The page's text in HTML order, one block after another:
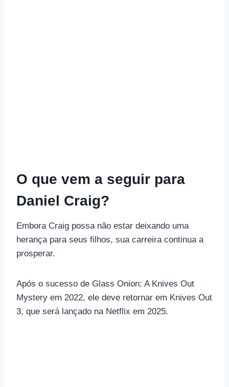
O que vem a seguir para
Daniel Craig?
Embora Craig possa não estar deixando uma
herança para seus filhos, sua carreira continua a
prosperar.
Após o sucesso de Glass Onion: A Knives Out
Mystery em 2022, ele deve retornar em Knives Out
3, que será lançado na Netflix em 2025.